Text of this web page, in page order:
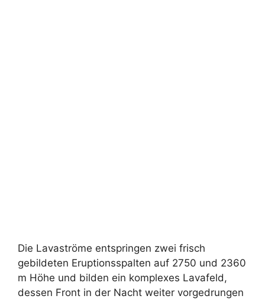
Die Lavaströme entspringen zwei frisch
gebildeten Eruptionsspalten auf 2750 und 2360
m Höhe und bilden ein komplexes Lavafeld,
dessen Front in der Nacht weiter vorgedrungen